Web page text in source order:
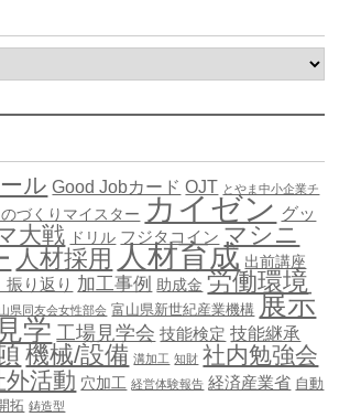
ル Good Jobカード OJT とやま中小企業チ
のづくりマイスター カイゼン グッ
大戦 ドリル フジタコイン マシニ
人材採用 人材育成 出前講座
り返り 加工事例 助成金 労働環境
県同友会女性部会 富山県新世紀産業機構 展示
学 工場見学会 技能検定 技能継承
機械/設備 溝加工 知財 社内勉強会
外活動 穴加工 経営体験報告 経済産業省 自動
拓 鋳造型